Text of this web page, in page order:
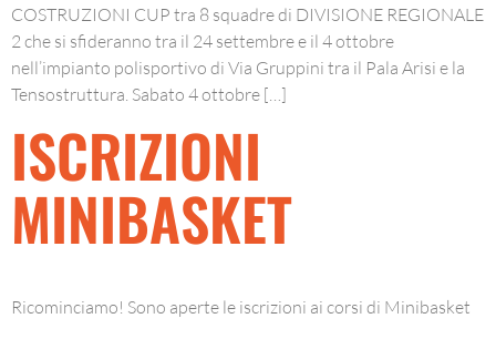
COSTRUZIONI CUP tra 8 squadre di DIVISIONE REGIONALE
2 che si sfideranno tra il 24 settembre e il 4 ottobre
nell’impianto polisportivo di Via Gruppini tra il Pala Arisi e la
Tensostruttura. Sabato 4 ottobre […]
ISCRIZIONI
MINIBASKET
Ricominciamo! Sono aperte le iscrizioni ai corsi di Minibasket